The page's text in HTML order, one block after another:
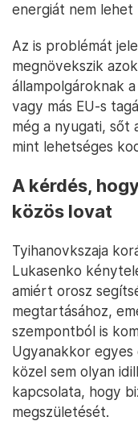
energiát nem
Az is problémát
megnövekszik
állampolgároknak
vagy más EU-s
még a nyugati, sőt
mint lehetséges
A kérdés,
közös lovat
Tyihanovkszaja
Lukasenko
amiért orosz
megtartásához,
szempontból is
Ugyanakkor
közel sem olyan
kapcsolata, hogy
megszületését.